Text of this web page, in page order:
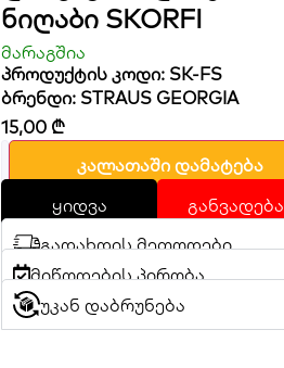
Ნიღაბი SKORFI
მარაგშია
პროდუქტის კოდი: SK-FS
ბრენდი: STRAUS GEORGIA
15,00 ₾
კალათაში დამატება
ყიდვა
განვადება
გადახდის მეთოდები
მიწოდების პირობა
უკან დაბრუნება